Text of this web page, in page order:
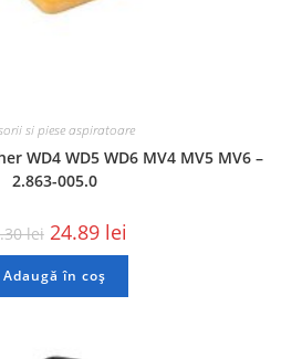
si piese aspiratoare
WD4 WD5 WD6 MV4 MV5 MV6 –
2.863-005.0
lei 24.89 lei
Adaugă în coș